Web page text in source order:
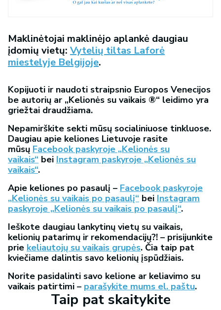
Maklinėtojai maklinėjo aplankė daugiau
įdomių vietų: Vytelių tiltas Laforė
miestelyje Belgijoje.
Kopijuoti ir naudoti straipsnio Europos Venecijos
be autorių ar „Kelionės su vaikais ®“ leidimo yra
griežtai draudžiama.
Nepamirškite sekti mūsų socialiniuose tinkluose.
Daugiau apie keliones Lietuvoje rasite
mūsų Facebook paskyroje „Kelionės su
vaikais“ bei Instagram paskyroje „Kelionės su
vaikais“.
Apie keliones po pasaulį – Facebook paskyroje
„Kelionės su vaikais po pasaulį“ bei Instagram
paskyroje „Kelionės su vaikais po pasaulį“.
Ieškote daugiau lankytinų vietų su vaikais,
kelionių patarimų ir rekomendacijų?! – prisijunkite
prie keliautojų su vaikais grupės. Čia taip pat
kviečiame dalintis savo kelionių įspūdžiais.
Norite pasidalinti savo kelione ar keliavimo su
vaikais patirtimi – parašykite mums el. paštu.
Taip pat skaitykite